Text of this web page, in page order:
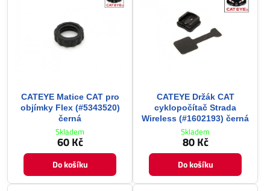
CATEYE Matice CAT pro
objímky Flex (#5343520)
černá
Skladem
60 Kč
Do košíku
CATEYE Držák CAT
cyklopočítač Strada
Wireless (#1602193) černá
Skladem
80 Kč
Do košíku